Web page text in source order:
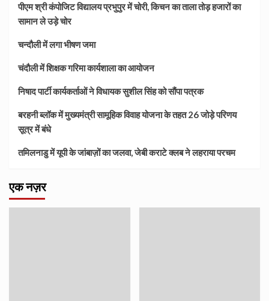
पीएम श्री कंपोजिट विद्यालय प्रभुपुर में चोरी, किचन का ताला तोड़ हजारों का
सामान ले उड़े चोर
चन्दौली में लगा भीषण जमा
चंदौली में शिक्षक गरिमा कार्यशाला का आयोजन
निषाद पार्टी कार्यकर्ताओं ने विधायक सुशील सिंह को सौंपा पत्रक
बरहनी ब्लॉक में मुख्यमंत्री सामूहिक विवाह योजना के तहत 26 जोड़े परिणय
सूत्र में बंधे
तमिलनाडु में यूपी के जांबाज़ों का जलवा, जेबी कराटे क्लब ने लहराया परचम
एक नज़र